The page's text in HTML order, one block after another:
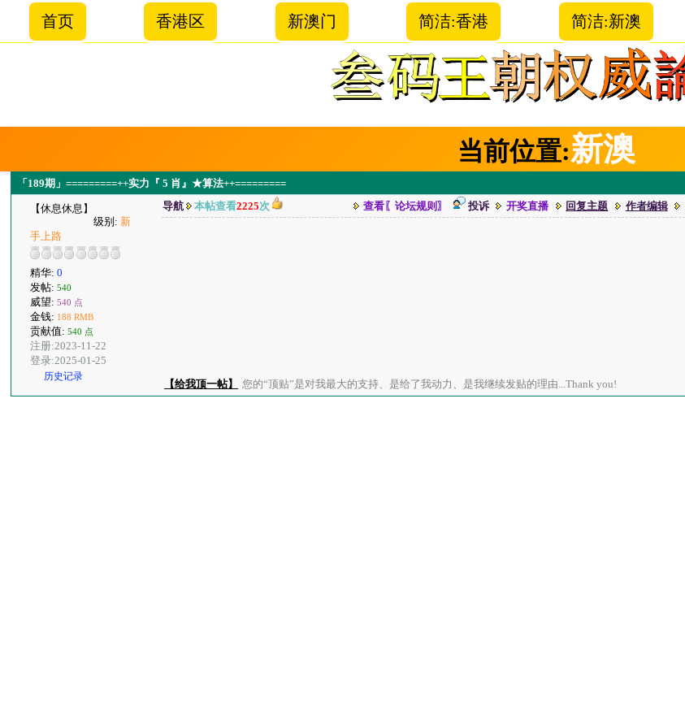
首页 香港区 新澳门 简洁:香港 简洁:新澳
当前位置:新澳
「189期」=========++实力『 5 肖』★算法++=========
【休息休息】
级别: 新
手上路
精华:0
发帖:540
威望:540 点
金钱: 188 RMB
贡献值:540 点
注册:2023-11-22
登录:2025-01-25
历史记录
导航 本帖查看2225次 查看〖论坛规则〗 投诉 开奖直播 回复主题 作者编辑
【给我顶一帖】 您的“顶贴”是对我最大的支持、是给了我动力、是我继续发贴的理由...Thank you!